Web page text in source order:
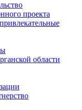
проекта
области